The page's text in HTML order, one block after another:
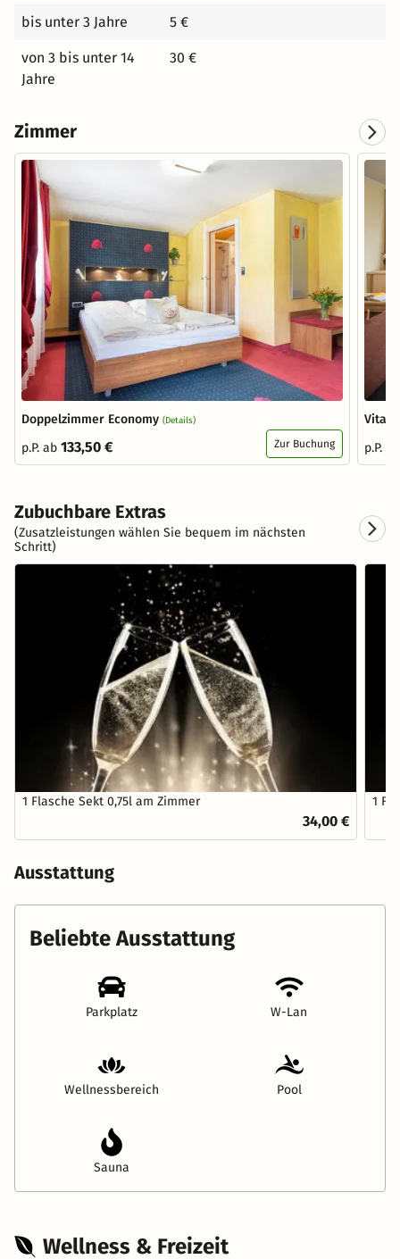
bis unter 3 Jahre 5 €
von 3 bis unter 14
Jahre
30 €
Zimmer
Doppelzimmer Economy (Details)
p.P. ab 133,50 € Zur Buchung
p.P.
Zubuchbare Extras
(Zusatzleistungen wählen Sie bequem im nächsten
Schritt)
1 Flasche Sekt 0,75l am Zimmer
34,00 €
1
Ausstattung
Beliebte Ausstattung
Parkplatz W-Lan
Wellnessbereich Pool
Sauna
Wellness & Freizeit